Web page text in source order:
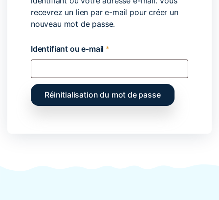
recevrez un lien par e-mail pour créer un
nouveau mot de passe.
Identifiant ou e-mail *
Réinitialisation du mot de passe